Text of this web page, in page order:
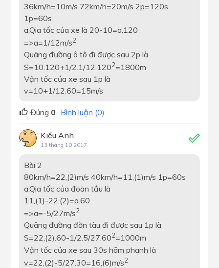
36km/h=10m/s 72km/h=20m/s 2p=120s
1p=60s
a,Qia tốc của xe là 20-10=a.120
=>a=1/12m/s2
Quãng đường ô tô đi được sau 2p là
S=10.120+1/2.1/12.1202=1800m
Vận tốc của xe sau 1p là
v=10+1/12.60=15m/s
Đúng 0 Bình luận (0)
Kiều Anh
13 tháng 10 2017
Bài 2
80km/h=22,(2)m/s 40km/h=11,(1)m/s 1p=60s
a,Qia tốc của đoàn tầu là
11,(1)-22,(2)=a.60
=>a=-5/27m/s2
Quãng đường đờn tàu đi được sau 1p là
S=22,(2).60-1/2.5/27.602=1000m
Vận tốc của xe sau 30s hãm phanh là
v=22,(2)-5/27.30=16,(6)m/s2